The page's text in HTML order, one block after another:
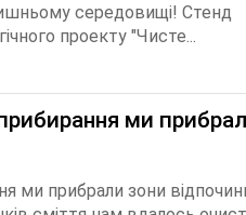
середовищі! Стенд
проекту "Чисте...
ми
ми прибрали зони